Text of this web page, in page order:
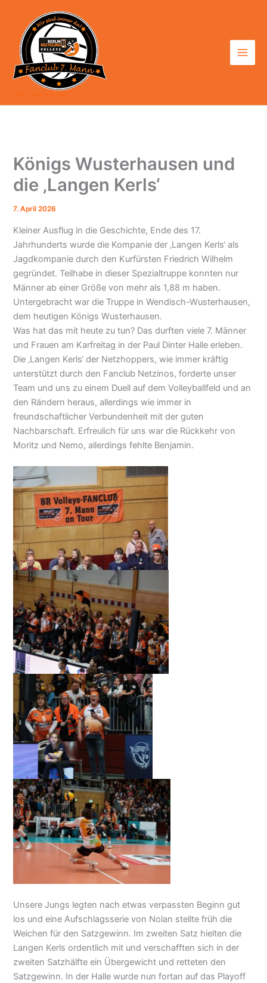
springen
Königs Wusterhausen und
die ‚Langen Kerls‘
7. April 2026
Kleiner Ausflug in die Geschichte, Ende des 17.
Jahrhunderts wurde die Kompanie der ‚Langen Kerls‘ als
Jagdkompanie durch den Kurfürsten Friedrich Wilhelm
gegründet. Teilhabe in dieser Spezialtruppe konnten nur
Männer ab einer Größe von mehr als 1,88 m haben.
Untergebracht war die Truppe in Wendisch-Wusterhausen,
dem heutigen Königs Wusterhausen.
Was hat das mit heute zu tun? Das durften viele 7. Männer
und Frauen am Karfreitag in der Paul Dinter Halle erleben.
Die ‚Langen Kerls‘ der Netzhoppers, wie immer kräftig
unterstützt durch den Fanclub Netzinos, forderte unser
Team und uns zu einem Duell auf dem Volleyballfeld und an
den Rändern heraus, allerdings wie immer in
freundschaftlicher Verbundenheit mit der guten
Nachbarschaft. Erfreulich für uns war die Rückkehr von
Moritz und Nemo, allerdings fehlte Benjamin.
Unsere Jungs legten nach etwas verpassten Beginn gut
los und eine Aufschlagsserie von Nolan stellte früh die
Weichen für den Satzgewinn. Im zweiten Satz hielten die
Langen Kerls ordentlich mit und verschafften sich in der
zweiten Satzhälfte ein Übergewicht und retteten den
Satzgewinn. In der Halle wurde nun fortan auf das Playoff